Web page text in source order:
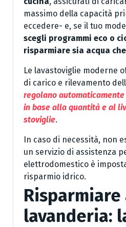
massimo della capacità
eccedere- e, se il tuo
scegli programmi eco o
risparmiare sia acqua
Le lavastoviglie moderne
di carico e rilevamento
regolano automaticamente
in base alla quantità e al
stoviglie.
In caso di necessità, non
un servizio di assistenza
elettrodomestico è
risparmio idrico.
Risparmiare
lavanderia: